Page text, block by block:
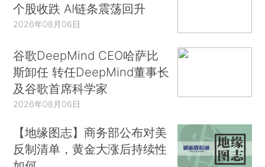
个股收跌 AI链条震荡回升
2026年08月06日
谷歌DeepMind CEO哈萨比
斯卸任 转任DeepMind董事长
及谷歌首席科学家
2026年08月06日
【地缘图志】商务部公布对美
反制清单，黄金大涨后持续性